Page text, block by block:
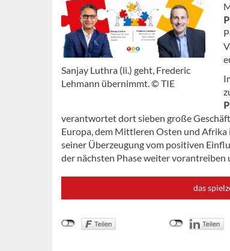
Sanjay Luthra (li.) geht, Frederic
Lehmann übernimmt. © TIE
verantwortet dort sieben große
Europa, dem Mittleren Osten und
seiner Überzeugung vom positiven
der nächsten Phase weiter
das